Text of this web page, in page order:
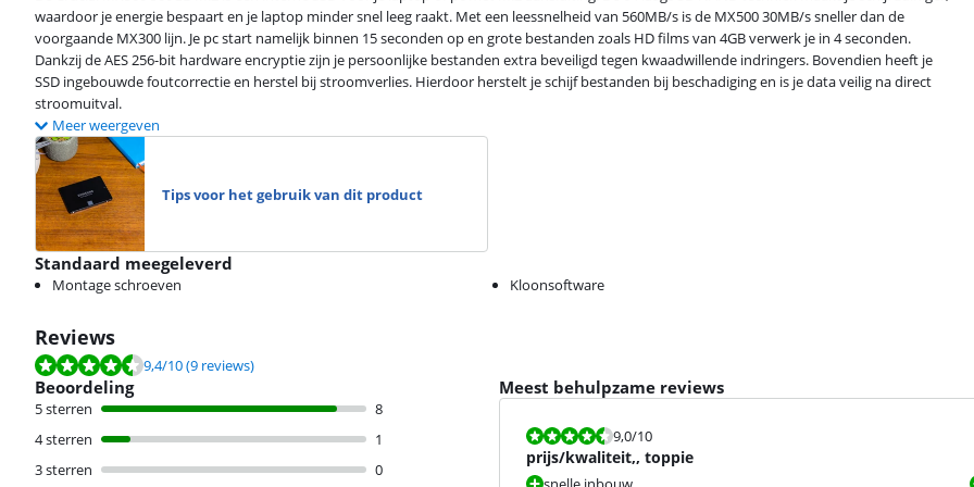
waardoor je energie bespaart en je laptop minder snel leeg raakt. Met een leessnelheid van 560MB/s is de MX500 30MB/s sneller dan de
voorgaande MX300 lijn. Je pc start namelijk binnen 15 seconden op en grote bestanden zoals HD films van 4GB verwerk je in 4 seconden.
Dankzij de AES 256-bit hardware encryptie zijn je persoonlijke bestanden extra beveiligd tegen kwaadwillende indringers. Bovendien heeft je
SSD ingebouwde foutcorrectie en herstel bij stroomverlies. Hierdoor herstelt je schijf bestanden bij beschadiging en is je data veilig na direct
stroomuitval.
Meer weergeven
Tips voor het gebruik van dit product
Standaard meegeleverd
Montage schroeven Kloonsoftware
Reviews
Beoordeling is 9,4 van de 10, gebaseerd op 9 reviews.
9,4/10(9 reviews)
Beoordeling
5 sterren
8
4 sterren
1
3 sterren
0
Meest behulpzame reviews
Beoordeling is 9,0 van de 10.
9,0/10
prijs/kwaliteit,, toppie